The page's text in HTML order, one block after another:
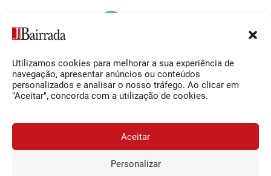
Utilizamos cookies para melhorar a sua experiência de
navegação, apresentar anúncios ou conteúdos
personalizados e analisar o nosso tráfego. Ao clicar em
"Aceitar", concorda com a utilização de cookies.
Aceitar
Personalizar
Siga-nos
Facebook
O Jornal da Bairrada
Contactos
Termos e Condições